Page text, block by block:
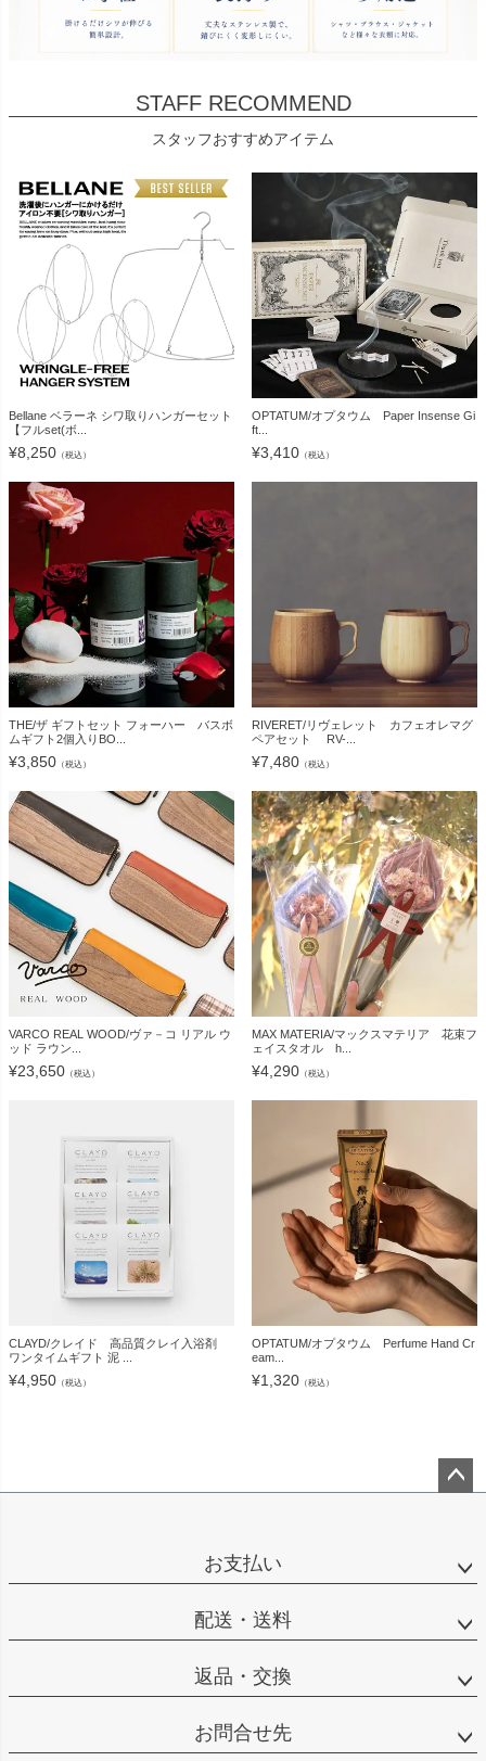
STAFF RECOMMEND
スタッフおすすめアイテム
Bellane ベラーネ シワ取りハンガーセット
【フルset(ボ...
¥8,250 （税込）
OPTATUM/オプタウム Paper Insense Gi
ft...
¥3,410 （税込）
THE/ザ ギフトセット フォーハー バスボ
ムギフト2個入りBO...
¥3,850 （税込）
RIVERET/リヴェレット カフェオレマグ
ペアセット RV-...
¥7,480 （税込）
VARCO REAL WOOD/ヴァ－コ リアル ウ
ッド ラウン...
¥23,650 （税込）
MAX MATERIA/マックスマテリア 花束フ
ェイスタオル h...
¥4,290 （税込）
CLAYD/クレイド 高品質クレイ入浴剤
ワンタイムギフト 泥 ...
¥4,950 （税込）
OPTATUM/オプタウム Perfume Hand Cr
eam...
¥1,320 （税込）
お支払い
配送・送料
返品・交換
お問合せ先